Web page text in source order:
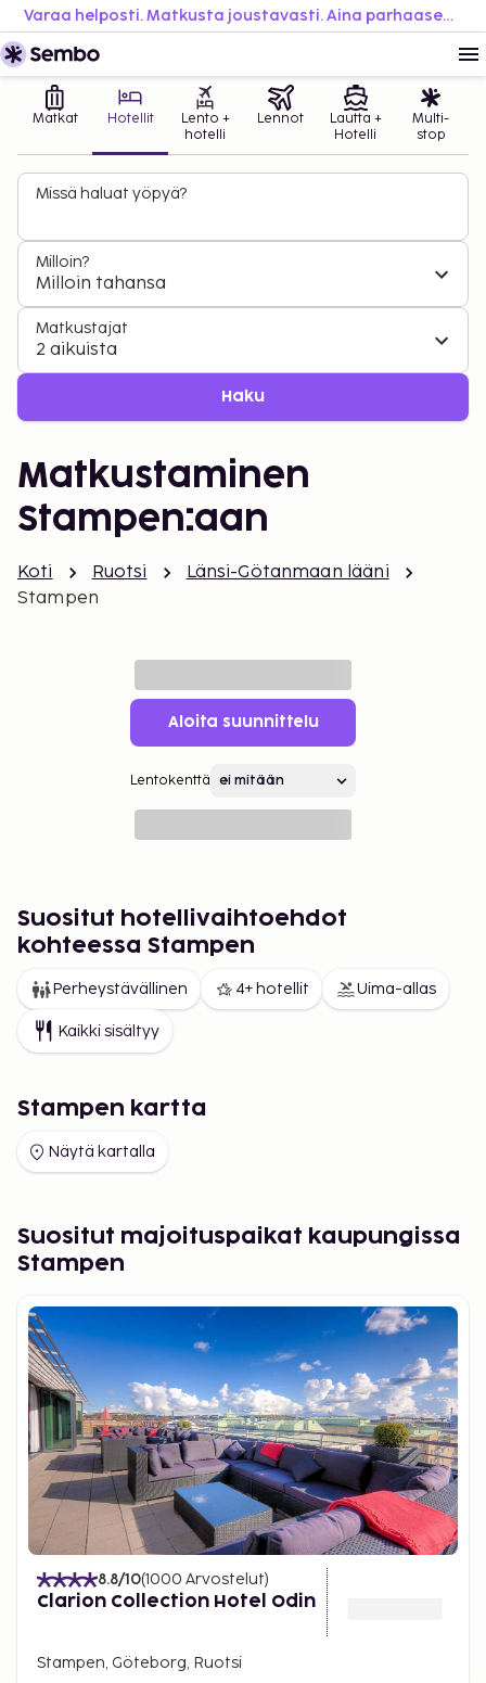
Varaa helposti. Matkusta joustavasti. Aina parhaaseen hintaan.
Matkat Hotellit
Lento +
hotelli
Lennot
Lautta +
Hotelli
Multi-
stop
Missä haluat yöpyä?
Milloin?
Milloin tahansa
Matkustajat
2 aikuista
Haku
Matkustaminen
Stampen:aan
Koti Ruotsi
Länsi-Götanmaan lääni
Stampen
Aloita suunnittelu
Lentokenttä
Suositut hotellivaihtoehdot
kohteessa Stampen
Perheystävällinen 4+ hotellit Uima-allas
Kaikki sisältyy
Stampen kartta
Näytä kartalla
Suositut majoituspaikat kaupungissa
Stampen
8.8/10(1000 Arvostelut)
Clarion Collection Hotel Odin
Stampen, Göteborg, Ruotsi